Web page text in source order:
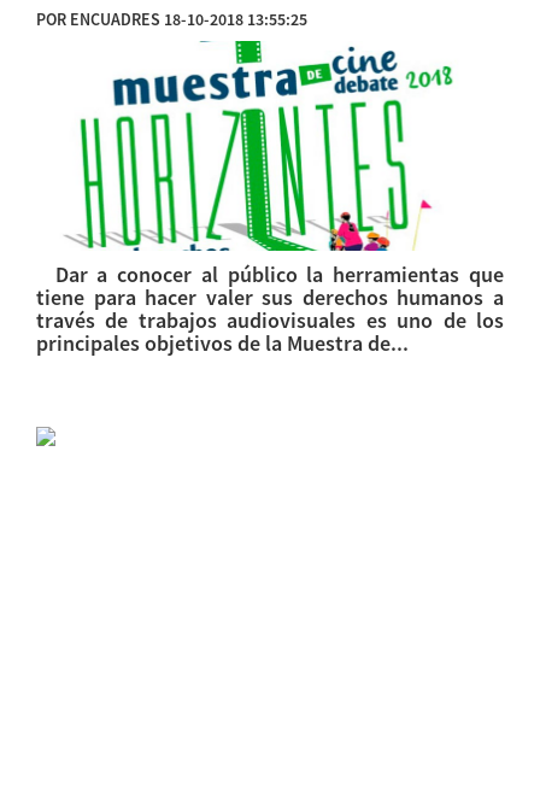
POR ENCUADRES 18-10-2018 13:55:25
Dar a conocer al público la herramientas que
tiene para hacer valer sus derechos humanos a
través de trabajos audiovisuales es uno de los
principales objetivos de la Muestra de...